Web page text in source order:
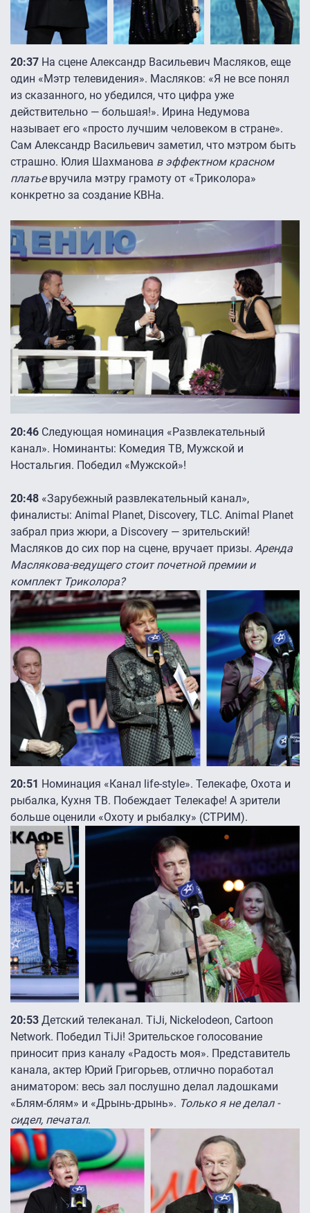
20:37 На сцене Александр Васильевич Масляков, еще
один «Мэтр телевидения». Масляков: «Я не все понял
из сказанного, но убедился, что цифра уже
действительно — большая!». Ирина Недумова
называет его «просто лучшим человеком в стране».
Сам Александр Васильевич заметил, что мэтром быть
страшно. Юлия Шахманова в эффектном красном
платьевручила мэтру грамоту от «Триколора»
конкретно за создание КВНа.
20:46 Следующая номинация «Развлекательный
канал». Номинанты: Комедия ТВ, Мужской и
Ностальгия. Победил «Мужской»!
20:48 «Зарубежный развлекательный канал»,
финалисты: Animal Planet, Discovery, TLC. Animal Planet
забрал приз жюри, а Discovery — зрительский!
Масляков до сих пор на сцене, вручает призы. Аренда
Маслякова-ведущего стоит почетной премии и
комплект Триколора?
20:51 Номинация «Канал life-style». Телекафе, Охота и
рыбалка, Кухня ТВ. Побеждает Телекафе! А зрители
больше оценили «Охоту и рыбалку» (СТРИМ).
20:53 Детский телеканал. TiJi, Nickelodeon, Cartoon
Network. Победил TiJi! Зрительское голосование
приносит приз каналу «Радость моя». Представитель
канала, актер Юрий Григорьев, отлично поработал
аниматором: весь зал послушно делал ладошками
«Блям-блям» и «Дрынь-дрынь». Только я не делал -
сидел, печатал.